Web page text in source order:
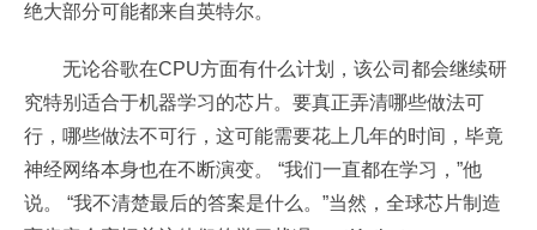
绝大部分可能都来自英特尔。
无论谷歌在CPU方面有什么计划，该公司都会继续研
究特别适合于机器学习的芯片。要真正弄清哪些做法可
行，哪些做法不可行，这可能需要花上几年的时间，毕竟
神经网络本身也在不断演变。 “我们一直都在学习，”他
说。 “我不清楚最后的答案是什么。”当然，全球芯片制造